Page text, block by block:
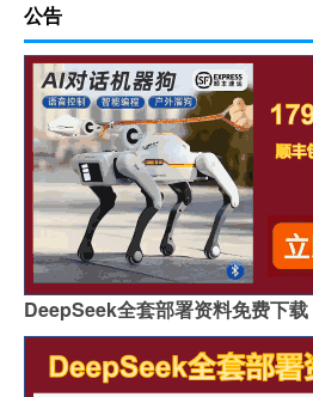
公告
DeepSeek全套部署资料免费下载